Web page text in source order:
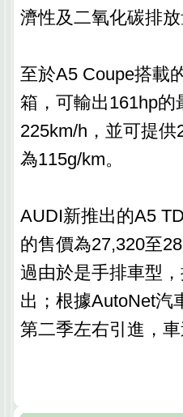
濟性及二氧化碳排
至於A5 Coupe搭載
箱，可輸出161hp的
225km/h，並可提
為115g/km。
AUDI新推出的A5
的售價為27,320至
過由於是手排車型
出；根據AutoNet汽
第二季左右引進，車